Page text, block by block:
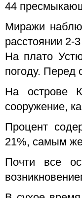
44
Миражи
расстоянии 2-
На плато
погоду. Перед
На острове
сооружение,
Процент
21%, самым же
Почти все